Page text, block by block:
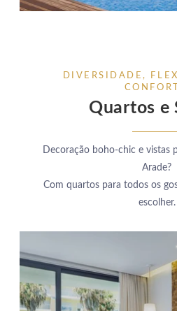
DIVERSIDADE,
Quartos e
Decoração boho-chic e vistas
Arade?
Com quartos para todos os
escolher.